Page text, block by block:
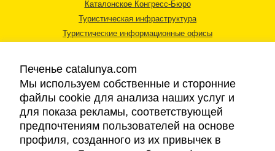
Каталонское Конгресс-Бюро
Туристическая инфраструктура
Туристические информационные офисы
Правовая информация
Печенье catalunya.com
Мы используем собственные и сторонние
файлы cookie для анализа наших услуг и
для показа рекламы, соответствующей
предпочтениям пользователей на основе
профиля, созданного из их привычек в